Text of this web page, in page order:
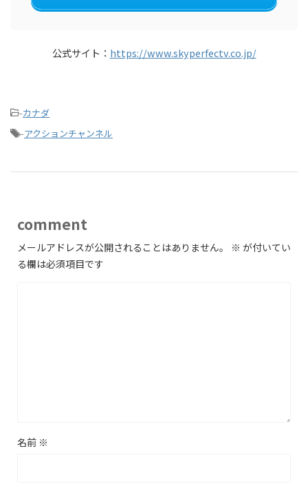
公式サイト： https://www.skyperfectv.co.jp/
-カナダ
-アクションチャンネル
comment
メールアドレスが公開されることはありません。 ※ が付いてい
る欄は必須項目です
名前 ※